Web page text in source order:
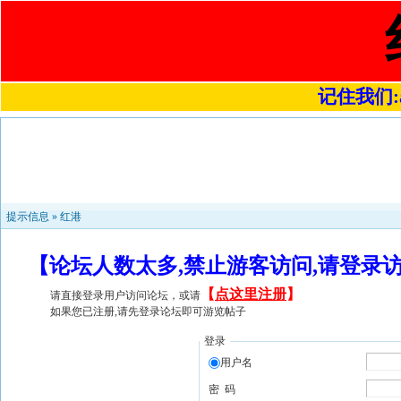
记住我们
提示信息 » 红港
【论坛人数太多,禁止游客访问,请登
请直接登录用户访问论坛，或请 【 点这里注册】
如果您已注册,请先登录论坛即可游览帖子
登录
用户名
密 码